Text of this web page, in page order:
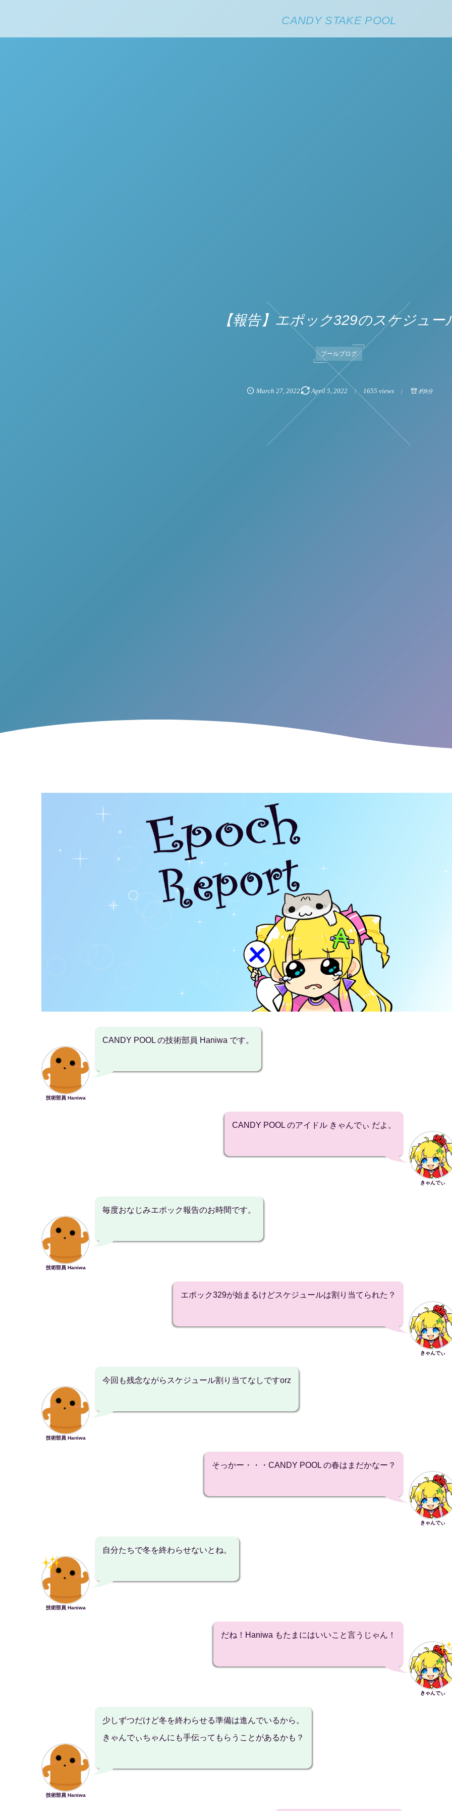
CANDY STAKE POOL
【報告】エポック329のスケジュー
プールブログ
March 27, 2022 April 5 2022 1655 views 約9分
技術部員 Haniwa
CANDY POOL の技術部員 Haniwa です。
CANDY POOL のアイドル きゃんでぃ だよ。
きゃんでぃ
技術部員 Haniwa
毎度おなじみエポック報告のお時間です。
エポック329が始まるけどスケジュールは割り当てられた？
きゃんでぃ
技術部員 Haniwa
今回も残念ながらスケジュール割り当てなしですorz
そっかー・・・CANDY POOL の春はまだかなー？
きゃんでぃ
技術部員 Haniwa
自分たちで冬を終わらせないとね。
だね！Haniwa もたまにはいいこと言うじゃん！
きゃんでぃ
技術部員 Haniwa
少しずつだけど冬を終わらせる準備は進んでいるから。
きゃんでぃちゃんにも手伝ってもらうことがあるかも？